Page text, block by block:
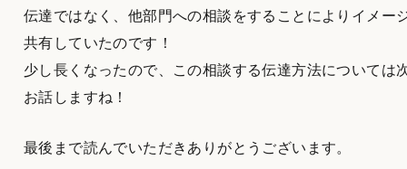
伝達ではなく、他部門への相談をすることによりイメー
共有していたのです！
少し長くなったので、この相談する伝達方法については
お話しますね！
最後まで読んでいただきありがとうございます。